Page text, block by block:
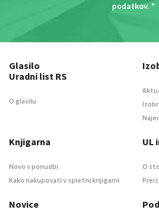
podatkov. *
Glasilo
Uradni list RS
O glasilu
Knjigarna
Novo v ponudbi
Kako nakupovati v spletni knjigarni
UL
O
Novice